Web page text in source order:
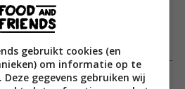
gebruikt cookies (en
om informatie op te
gegevens gebruiken wij